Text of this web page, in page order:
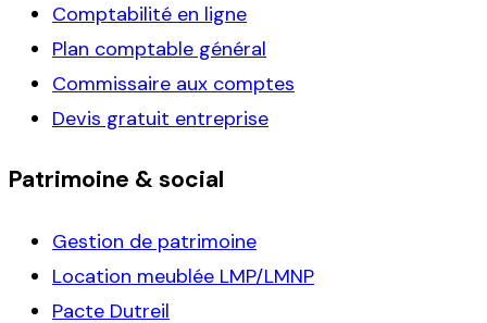
Comptabilité en ligne
Plan comptable général
Commissaire aux comptes
Devis gratuit entreprise
Patrimoine & social
Gestion de patrimoine
Location meublée LMP/LMNP
Pacte Dutreil